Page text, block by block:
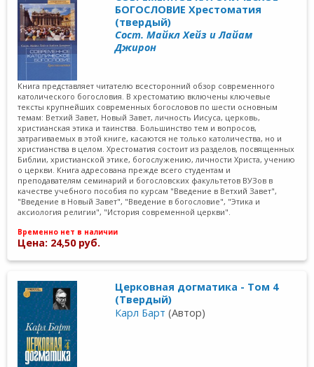
БОГОСЛОВИЕ Хрестоматия
(твердый)
Сост. Майкл Хейз и Лайам
Джирон
Книга представляет читателю всесторонний обзор современного
католического богословия. В хрестоматию включены ключевые
тексты крупнейших современных богословов по шести основным
темам: Ветхий Завет, Новый Завет, личность Иисуса, церковь,
христианская этика и таинства. Большинство тем и вопросов,
затрагиваемых в этой книге, касаются не только католичества, но и
христианства в целом. Хрестоматия состоит из разделов, посвященных
Библии, христианской этике, богослужению, личности Христа, учению
о церкви. Книга адресована прежде всего студентам и
преподавателям семинарий и богословских факультетов ВУЗов в
качестве учебного пособия по курсам "Введение в Ветхий Завет",
"Введение в Новый Завет", "Введение в богословие", "Этика и
аксиология религии", "История современной церкви".
Временно нет в наличии
Цена: 24,50 руб.
Церковная догматика - Том 4
(Твердый)
Карл Барт (Автор)